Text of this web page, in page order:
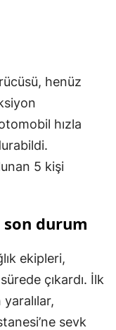
henüz
hızla
5 kişi
son durum
ekipleri,
çıkardı. İlk
sevk